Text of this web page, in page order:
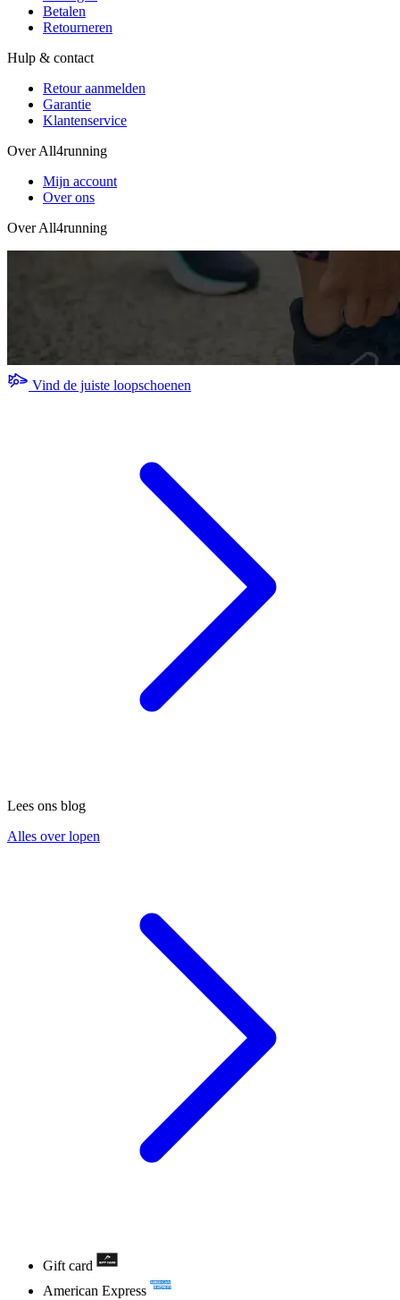
Betalen
Retourneren
Hulp & contact
Retour aanmelden
Garantie
Klantenservice
Over All4running
Mijn account
Over ons
Over All4running
Vind de juiste loopschoenen
Lees ons blog
Alles over lopen
Gift card
American Express